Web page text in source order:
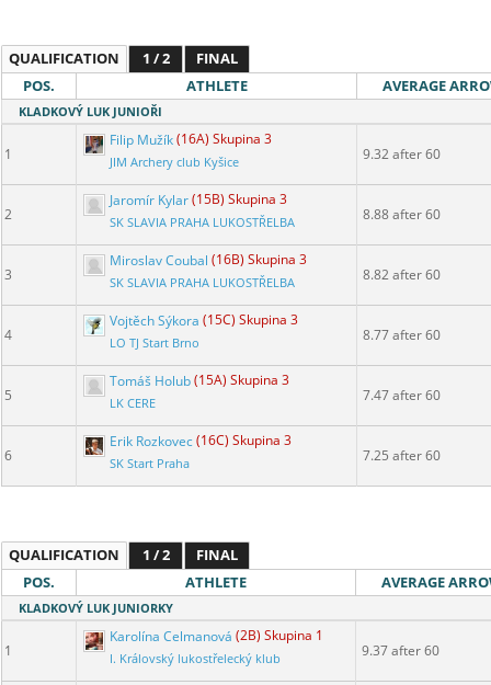
QUALIFICATION 1 / 2
FINAL
POS.
ATHLETE AVERAGE
KLADKOVÝ LUK JUNIOŘI
1
Filip Mužík(16A) Skupina 3
JIM Archery club Kyšice 9.32 after 60
2
Jaromír Kylar(15B) Skupina 3
SK SLAVIA PRAHA LUKOSTŘELBA 8.88 after 60
3
Miroslav Coubal (16B) Skupina 3
SK SLAVIA PRAHA LUKOSTŘELBA 8.82 after 60
4
Vojtěch Sýkora (15C) Skupina 3
LO TJ Start Brno 8.77 after 60
5
Tomáš Holub(15A) Skupina 3
LK CERE 7.47 after 60
6
Erik Rozkovec(16C) Skupina 3
SK Start Praha 7.25 after 60
QUALIFICATION 1 / 2
FINAL
POS.
ATHLETE AVERAGE
KLADKOVÝ LUK JUNIORKY
1
Karolína Celmanová (2B) Skupina 1
I. Královský lukostřelecký klub 9.37 after 60